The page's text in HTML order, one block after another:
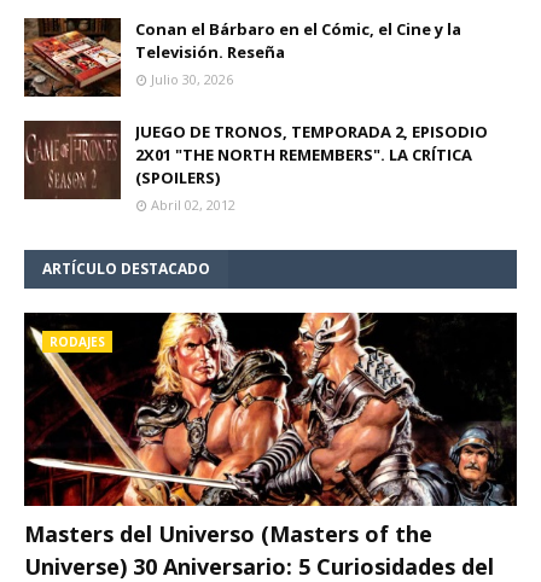
Conan el Bárbaro en el Cómic, el Cine y la
Televisión. Reseña
Julio 30, 2026
JUEGO DE TRONOS, TEMPORADA 2, EPISODIO
2X01 "THE NORTH REMEMBERS". LA CRÍTICA
(SPOILERS)
Abril 02, 2012
ARTÍCULO DESTACADO
RODAJES
Masters del Universo (Masters of the
Universe) 30 Aniversario: 5 Curiosidades del